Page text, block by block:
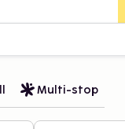
Multi-stop